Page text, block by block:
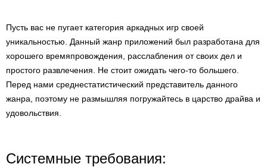
Пусть вас не пугает категория аркадных игр своей
уникальностью. Данный жанр приложений был разработана для
хорошего времяпровождения, расслабления от своих дел и
простого развлечения. Не стоит ожидать чего-то большего.
Перед нами среднестатистический представитель данного
жанра, поэтому не размышляя погружайтесь в царство драйва и
удовольствия.
Системные требования: